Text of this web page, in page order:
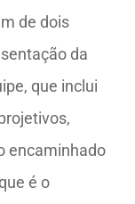
de dois
da
que inclui
encaminhado
é o